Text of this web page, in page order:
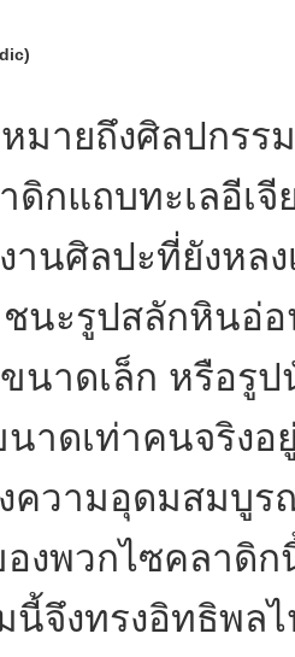
ลปกรรมแล
ดิกแถบทะเลอีเ
านศิลปะที่ยังหล
ชนะรูปสลักหินอ่
นาดเล็ก หรือรู
าดเท่าคนจริง
ความอุดมสมบู
งพวกไซคลาดิ
นี้จึงทรงอิทธิพล